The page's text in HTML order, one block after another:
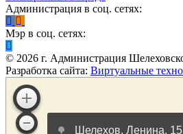
Администрация в соц. сетях:
Мэр в соц. сетях:
© 2026 г. Администрация
Разработка сайта: Виртуальные